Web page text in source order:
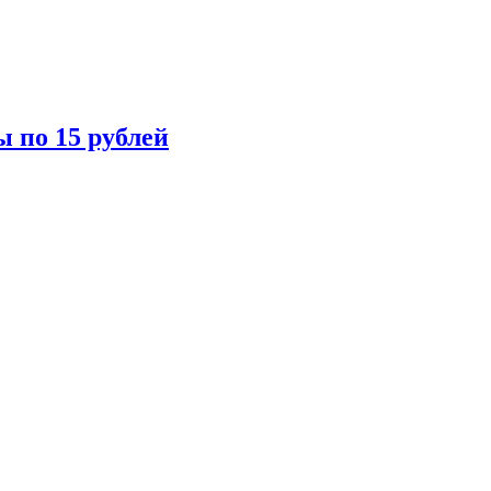
по 15 рублей